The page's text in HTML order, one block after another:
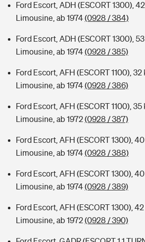
Ford Escort, ADH (ESCORT 1300),
Limousine, ab 1974(0928 / 384)
Ford Escort, ADH (ESCORT 1300),
Limousine, ab 1974(0928 / 385)
Ford Escort, AFH (ESCORT 1100), 32
Limousine, ab 1974(0928 / 386)
Ford Escort, AFH (ESCORT 1100), 35
Limousine, ab 1972(0928 / 387)
Ford Escort, AFH (ESCORT 1300),
Limousine, ab 1974(0928 / 388)
Ford Escort, AFH (ESCORT 1300),
Limousine, ab 1974(0928 / 389)
Ford Escort, AFH (ESCORT 1300), 42
Limousine, ab 1972(0928 / 390)